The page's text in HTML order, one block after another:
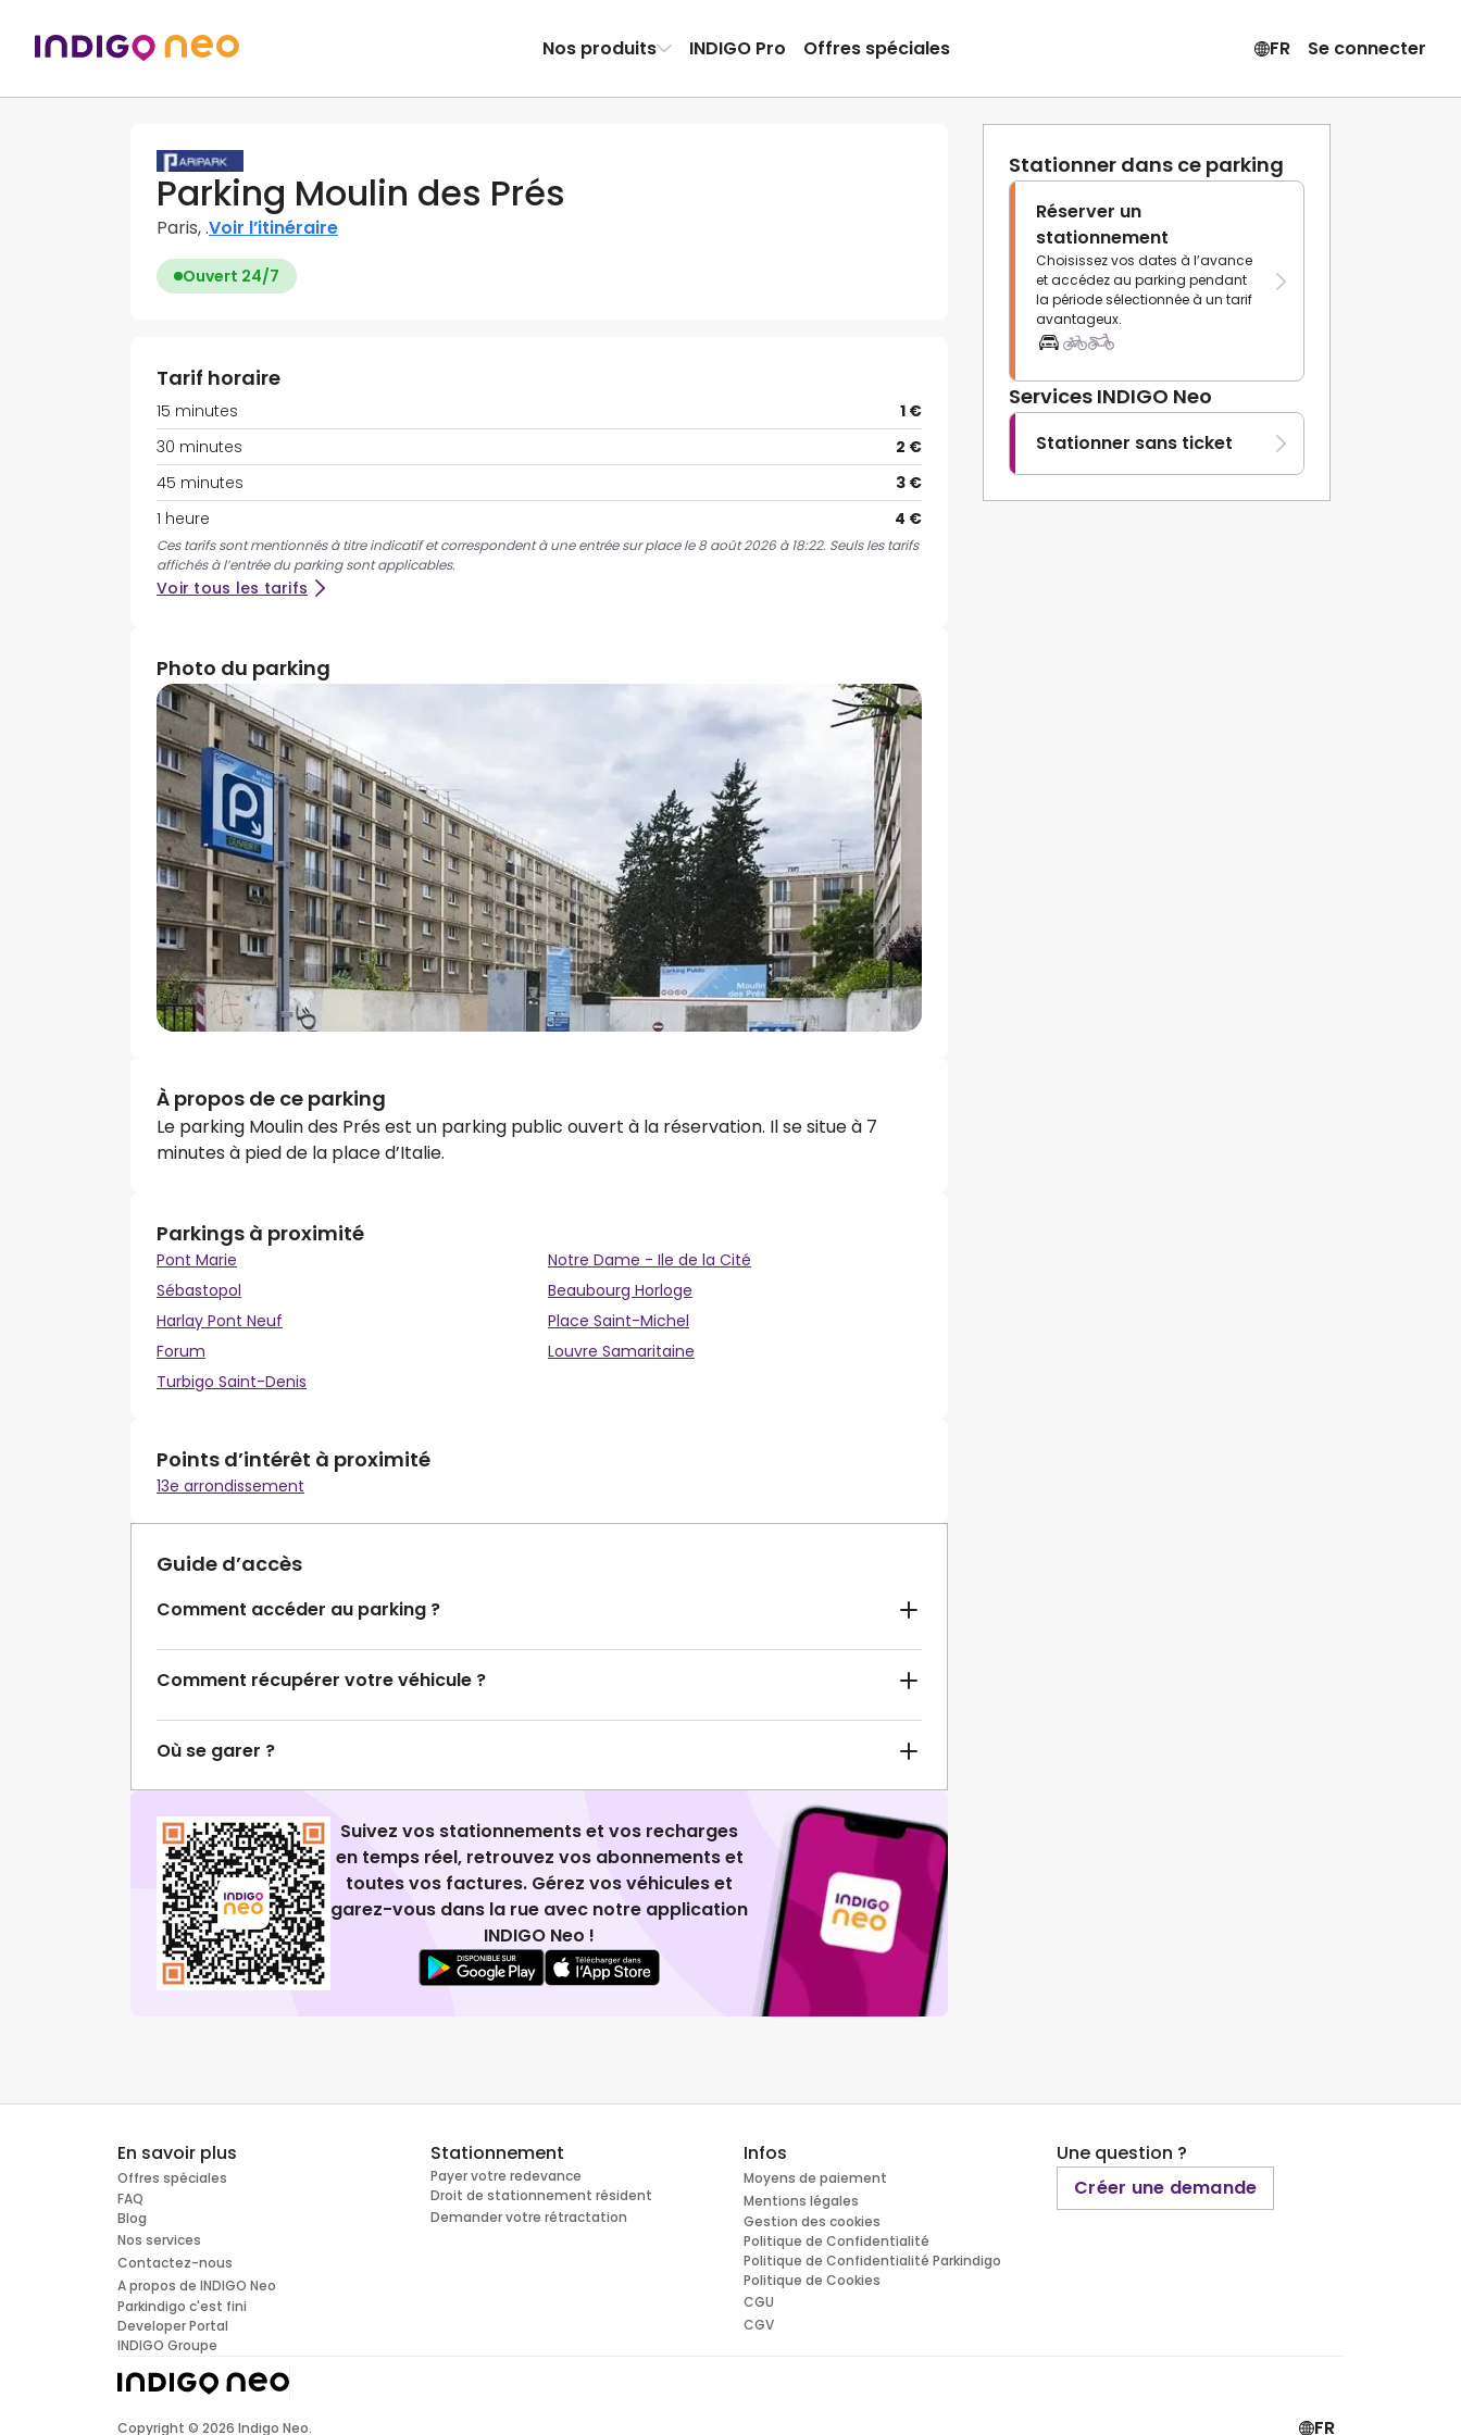
Nos produits INDIGO Pro Offres spéciales FR Se connecter
Parking Moulin des Prés
Paris, .Voir l’itinéraire
Ouvert 24/7
Stationner dans ce parking
Réserver un
stationnement
Choisissez vos dates à l’avance
et accédez au parking pendant
la période sélectionnée à un tarif
avantageux.
Services INDIGO Neo
Stationner sans ticket
Tarif horaire
15 minutes
1 €
30 minutes
2 €
45 minutes
3 €
1 heure
4 €
Ces tarifs sont mentionnés à titre indicatif et correspondent à une entrée sur place le 8 août 2026 à 18:22. Seuls les tarifs
affichés à l’entrée du parking sont applicables.
Voir tous les tarifs
Photo du parking
À propos de ce parking
Le parking Moulin des Prés est un parking public ouvert à la réservation. Il se situe à 7
minutes à pied de la place d’Italie.
Parkings à proximité
Pont Marie
Notre Dame - Ile de la Cité
Sébastopol
Beaubourg Horloge
Harlay Pont Neuf
Place Saint-Michel
Forum
Louvre Samaritaine
Turbigo Saint-Denis
Points d’intérêt à proximité
13e arrondissement
Guide d’accès
Comment accéder au parking ?
Comment récupérer votre véhicule ?
Où se garer ?
Suivez vos stationnements et vos recharges
en temps réel, retrouvez vos abonnements et
toutes vos factures. Gérez vos véhicules et
garez-vous dans la rue avec notre application
INDIGO Neo !
En savoir plus
Offres spéciales
FAQ
Blog
Nos services
Contactez-nous
A propos de INDIGO Neo
Parkindigo c'est fini
Developer Portal
INDIGO Groupe
Stationnement
Payer votre redevance
Droit de stationnement résident
Demander votre rétractation
Infos
Moyens de paiement
Mentions légales
Gestion des cookies
Politique de Confidentialité
Politique de Confidentialité Parkindigo
Politique de Cookies
CGU
CGV
Une question ?
Créer une demande
Copyright © 2026 Indigo Neo. FR